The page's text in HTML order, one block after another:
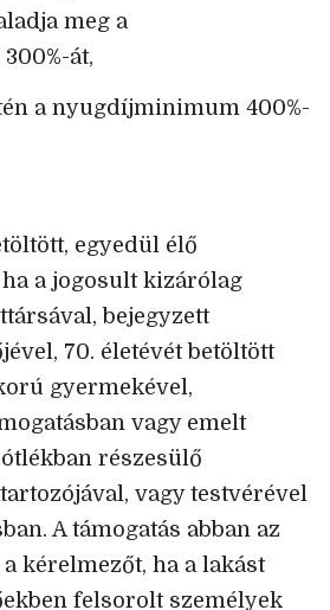
meg a
át,
a nyugdíjminimum 400%-
egyedül élő
a jogosult kizárólag
bejegyzett
70. életévét betöltött
gyermekével,
vagy emelt
részesülő
vagy testvérével
A támogatás abban az
kérelmezőt, ha a lakást
felsorolt személyek